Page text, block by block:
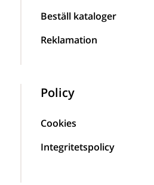
Beställ kataloger
Reklamation
Policy
Cookies
Integritetspolicy